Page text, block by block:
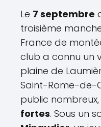
Le 7 septembre
troisième
France de
club a connu un
plaine de
Saint-Rome-de-
public
fortes. Sous un